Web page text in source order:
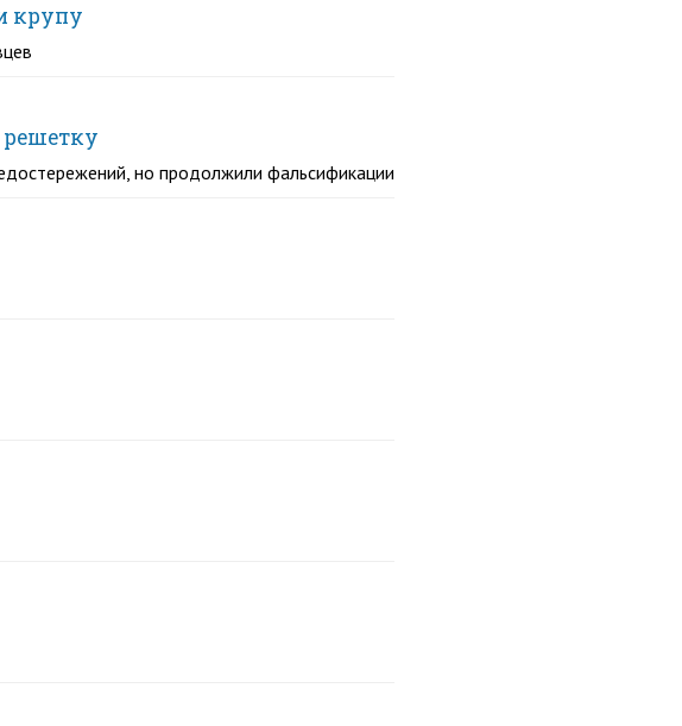
крупу
но продолжили фальсификации